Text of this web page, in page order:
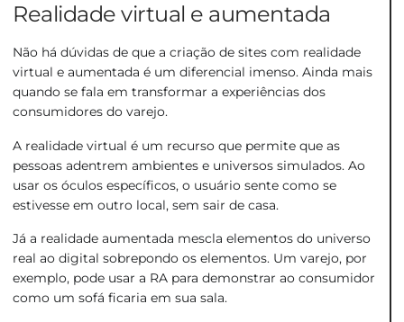
Realidade virtual e aumentada
Não há dúvidas de que a criação de sites com realidade
virtual e aumentada é um diferencial imenso. Ainda mais
quando se fala em transformar a experiências dos
consumidores do varejo.
A realidade virtual é um recurso que permite que as
pessoas adentrem ambientes e universos simulados. Ao
usar os óculos específicos, o usuário sente como se
estivesse em outro local, sem sair de casa.
Já a realidade aumentada mescla elementos do universo
real ao digital sobrepondo os elementos. Um varejo, por
exemplo, pode usar a RA para demonstrar ao consumidor
como um sofá ficaria em sua sala.